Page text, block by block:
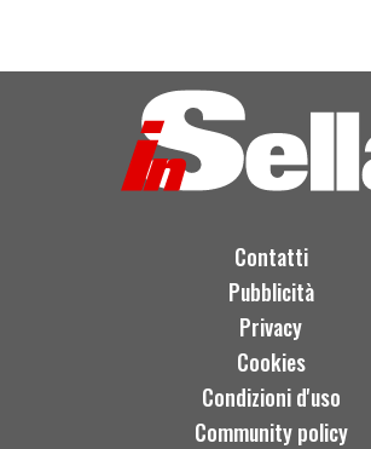
Contatti
Pubblicità
Privacy
Cookies
Condizioni d'uso
Community policy